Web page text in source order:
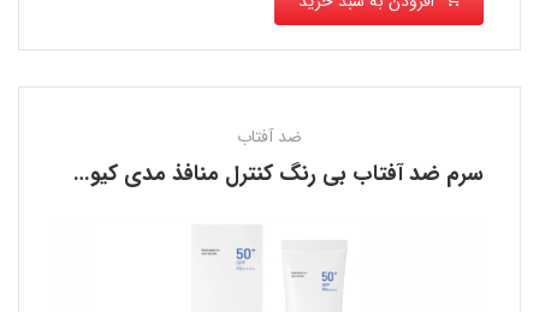
ضد آفتاب
سرم ضد آفتاب بی رنگ کنترل منافذ مدی کیوب MEDICUBE